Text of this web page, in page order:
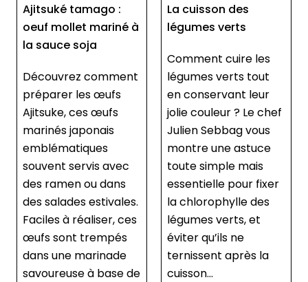
La cuisson des
légumes verts
légumes verts tout
en conservant leur
jolie couleur ? Le chef
Julien Sebbag vous
montre une astuce
toute simple mais
essentielle pour fixer
la chlorophylle des
légumes verts, et
éviter qu’ils ne
ternissent après la
cuisson...
Pickles de rhubarbe
réaliser rapidement
des pickles de
rhubarbe. Ces pickles
apportent une
touche acidulée dans
vos salades, dips,
fromages blancs, ou
autres desserts. Le
chef Julien Sebbag
les utilise par
exemple pour
dresser un labneh,
une prépar...